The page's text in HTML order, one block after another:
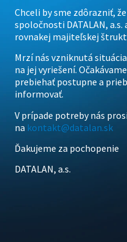
Chceli by sme zdôrazniť,
spoločnosti DATALAN,
rovnakej majiteľskej
Mrzí nás vzniknutá
na jej vyriešení.
prebiehať postupne a
informovať.
V prípade potreby nás
na kontakt@datalan.sk
Ďakujeme za pochopenie
DATALAN, a.s.